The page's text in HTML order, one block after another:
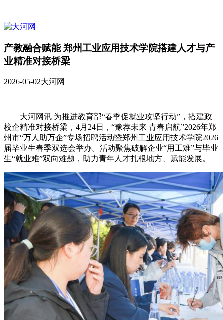
产教融合赋能 郑州工业应用技术学院搭建人才与产
业精准对接桥梁
2026-05-02大河网
大河网讯 为推进教育部“春季促就业攻坚行动”，搭建政
校企精准对接桥梁，4月24日，“豫荐未来 青春启航”2026年郑
州市“万人助万企”专场招聘活动暨郑州工业应用技术学院2026
届毕业生春季双选会举办。活动聚焦破解企业“用工难”与毕业
生“就业难”双向难题，助力青年人才扎根地方、赋能发展。